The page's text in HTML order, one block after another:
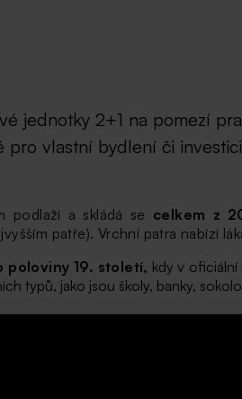
jednotky 2+1 na pomezí
pro vlastní bydlení či
podlaží a skládá se celkem z
patře). Vrchní patra nabízí
poloviny 19. století, kdy v oficiální
typů, jako jsou školy, banky,